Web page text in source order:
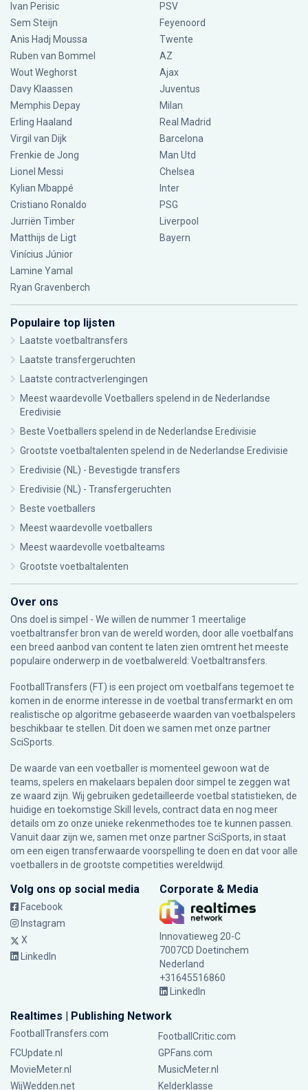
Ivan Perisic
Sem Steijn
Anis Hadj Moussa
Ruben van Bommel
Wout Weghorst
Davy Klaassen
Memphis Depay
Erling Haaland
Virgil van Dijk
Frenkie de Jong
Lionel Messi
Kylian Mbappé
Cristiano Ronaldo
Jurriën Timber
Matthijs de Ligt
Vinícius Júnior
Lamine Yamal
Ryan Gravenberch
PSV
Feyenoord
Twente
AZ
Ajax
Juventus
Milan
Real Madrid
Barcelona
Man Utd
Chelsea
Inter
PSG
Liverpool
Bayern
Populaire top lijsten
Laatste voetbaltransfers
Laatste transfergeruchten
Laatste contractverlengingen
Meest waardevolle Voetballers spelend in de Nederlandse
Eredivisie
Beste Voetballers spelend in de Nederlandse Eredivisie
Grootste voetbaltalenten spelend in de Nederlandse Eredivisie
Eredivisie (NL) - Bevestigde transfers
Eredivisie (NL) - Transfergeruchten
Beste voetballers
Meest waardevolle voetballers
Meest waardevolle voetbalteams
Grootste voetbaltalenten
Over ons
Ons doel is simpel - We willen de nummer 1 meertalige
voetbaltransfer bron van de wereld worden, door alle voetbalfans
een breed aanbod van content te laten zien omtrent het meeste
populaire onderwerp in de voetbalwereld: Voetbaltransfers.
FootballTransfers (FT) is een project om voetbalfans tegemoet te
komen in de enorme interesse in de voetbal transfermarkt en om
realistische op algoritme gebaseerde waarden van voetbalspelers
beschikbaar te stellen. Dit doen we samen met onze partner
SciSports
De waarde van een voetballer is momenteel gewoon wat de
teams, spelers en makelaars bepalen door simpel te zeggen wat
ze waard zijn. Wij gebruiken gedetailleerde voetbal statistieken, de
huidige en toekomstige Skill levels, contract data en nog meer
details om zo onze unieke rekenmethodes toe te kunnen passen.
Vanuit daar zijn we, samen met onze partner SciSports, in staat
om een eigen transferwaarde voorspelling te doen en dat voor alle
voetballers in de grootste competities wereldwijd.
Volg ons op social media
Facebook
Instagram
X
LinkedIn
Corporate & Media
Innovatieweg 20-C
7007CD Doetinchem
Nederland
+31645516860
LinkedIn
Realtimes | Publishing Network
FootballTransfers.com
FootballCritic.com
FCUpdate.nl
GPFans.com
MovieMeter.nl
MusicMeter.nl
WijWedden.net
Kelderklasse